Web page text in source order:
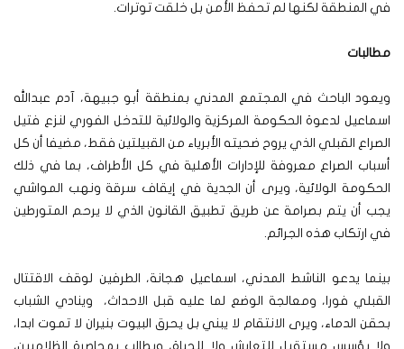
في المنطقة لكنها لم تحفظ الأمن بل خلقت توترات.
مطالبات
ويعود الباحث في المجتمع المدني بمنطقة أبو جبيهة، آدم عبدالله
اسماعيل لدعوة الحكومة المركزية والولائية للتدخل الفوري لنزع فتيل
الصراع القبلي الذي يروح ضحيته الأبرياء من القبيلتين فقط، مضيفا أن كل
أسباب الصراع معروفة للإدارات الأهلية في كل الأطراف، بما في ذلك
الحكومة الولائية، ويرى أن الجدية في إيقاف سرقة ونهب المواشي
يجب أن يتم بصرامة عن طريق تطبيق القانون الذي لا يرحم المتورطين
في ارتكاب هذه الجرائم.
بينما يدعو الناشط المدني، اسماعيل هجانة، الطرفين لوقف الاقتتال
القبلي فورا، ومعالجة الوضع لما عليه قبل الاحداث، وينادي الشباب
بحقن الدماء، ويرى الانتقام لا يبني بل يحرق البيوت بنيران لا تموت ابدا،
ولا يؤسس مستقبل للتعايش ولا للحياة، ويطالب بمحاصرة الظلاميين،